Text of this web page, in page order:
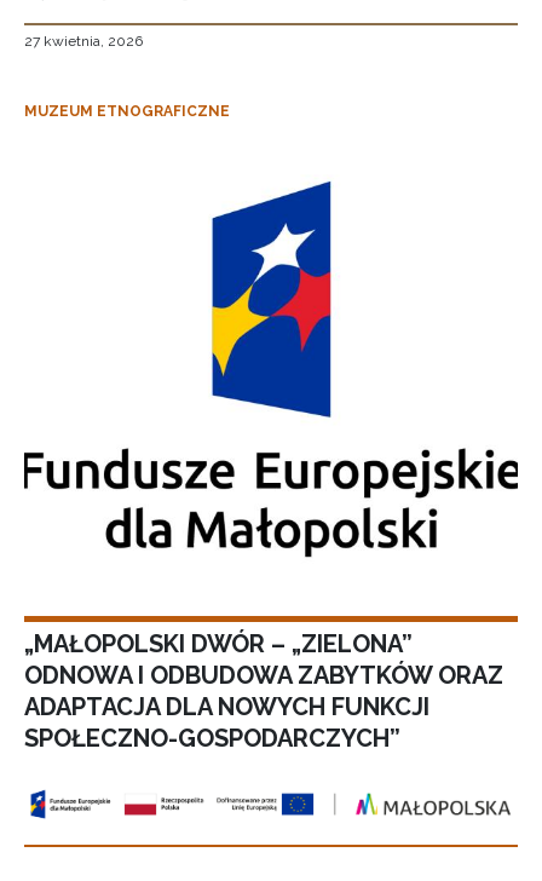
27 kwietnia, 2026
MUZEUM ETNOGRAFICZNE
„MAŁOPOLSKI DWÓR – „ZIELONA”
ODNOWA I ODBUDOWA ZABYTKÓW ORAZ
ADAPTACJA DLA NOWYCH FUNKCJI
SPOŁECZNO-GOSPODARCZYCH”